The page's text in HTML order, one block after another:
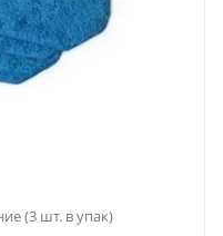
(3 шт. в упак)